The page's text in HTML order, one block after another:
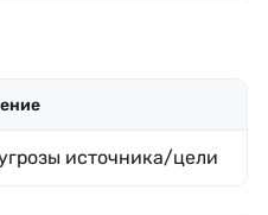
источника/цели